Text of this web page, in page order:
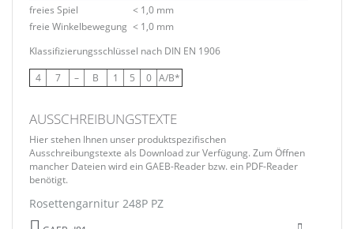
freies Spiel
< 1,0 mm
freie Winkelbewegung < 1,0 mm
Klassifizierungsschlüssel nach DIN EN 1906
4 7 – B 1 5 0 A/B*
AUSSCHREIBUNGSTEXTE
Hier stehen Ihnen unser produktspezifischen
Ausschreibungstexte als Download zur Verfügung. Zum Öffnen
mancher Dateien wird ein GAEB-Reader bzw. ein PDF-Reader
benötigt.
Rosettengarnitur 248P PZ